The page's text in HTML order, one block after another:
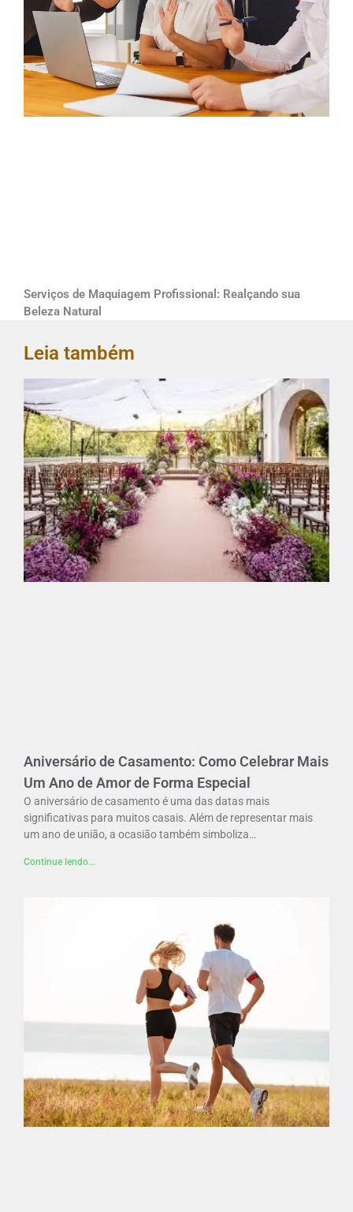
Serviços de Maquiagem Profissional: Realçando sua
Beleza Natural
Leia também
Aniversário de Casamento: Como Celebrar Mais
Um Ano de Amor de Forma Especial
O aniversário de casamento é uma das datas mais
significativas para muitos casais. Além de representar mais
um ano de união, a ocasião também simboliza…
Continue lendo...